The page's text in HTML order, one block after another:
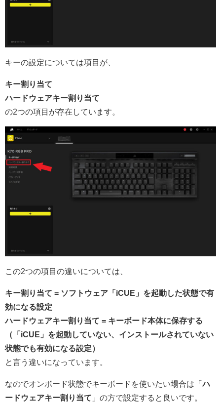
キーの設定については項目が、
キー割り当て
ハードウェアキー割り当て
の2つの項目が存在しています。
この2つの項目の違いについては、
キー割り当て = ソフトウェア「iCUE」を起動した状態で有
効になる設定
ハードウェアキー割り当て = キーボード本体に保存する
（「iCUE」を起動していない、インストールされていない
状態でも有効になる設定）
と言う違いになっています。
なのでオンボード状態でキーボードを使いたい場合は「 ハ
ードウェアキー割り当て 」の方で設定すると良いです。